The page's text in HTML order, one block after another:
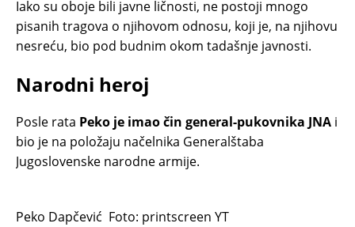
Iako su oboje bili javne ličnosti, ne postoji mnogo
pisanih tragova o njihovom odnosu, koji je, na njihovu
nesreću, bio pod budnim okom tadašnje javnosti.
Narodni heroj
Posle rata Peko je imao čin general-pukovnika JNA i
bio je na položaju načelnika Generalštaba
Jugoslovenske narodne armije.
Peko Dapčević Foto: printscreen YT